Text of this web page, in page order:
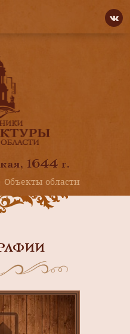
1644 г.
Объекты области